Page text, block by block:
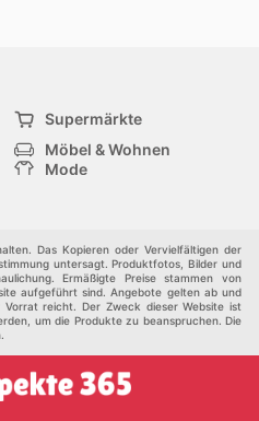
Supermärkte
Möbel & Wohnen
Mode
Andere
Das Kopieren oder Vervielfältigen der
untersagt. Produktfotos, Bilder und
Ermäßigte Preise stammen von
aufgeführt sind. Angebote gelten ab und
reicht. Der Zweck dieser Website ist
um die Produkte zu beanspruchen. Die